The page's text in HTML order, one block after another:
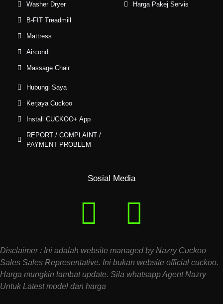
Washer Dryer
B-FIT Treadmill
Mattress
Aircond
Massage Chair
Harga Pakej Servis
Hubungi Saya
Kerjaya Cuckoo
Install CUCKOO+ App
REPORT / COMPLAINT /
PAYMENT PROBLEM
Sosial Media
Disclaimer : Ini adalah website managed by Nazry Cuckoo
Sales Sales Representative. Ini bukan website official cuckoo.
Harga mungkin lambat update. Sila whatsapp Agent Nazry
Untuk Latest model dan harga